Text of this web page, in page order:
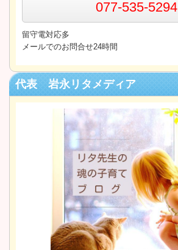
077-535-5294
留守電対応多
メールでのお問合せ24時間
代表 岩永リタメディア